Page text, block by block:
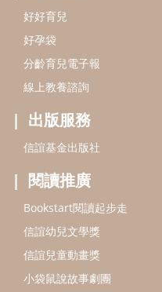
好好育兒
好孕袋
分齡育兒電子報
線上教養諮詢
出版服務
信誼基金出版社
閱讀推廣
Bookstart閱讀起步走
信誼幼兒文學獎
信誼兒童動畫獎
小袋鼠說故事劇團